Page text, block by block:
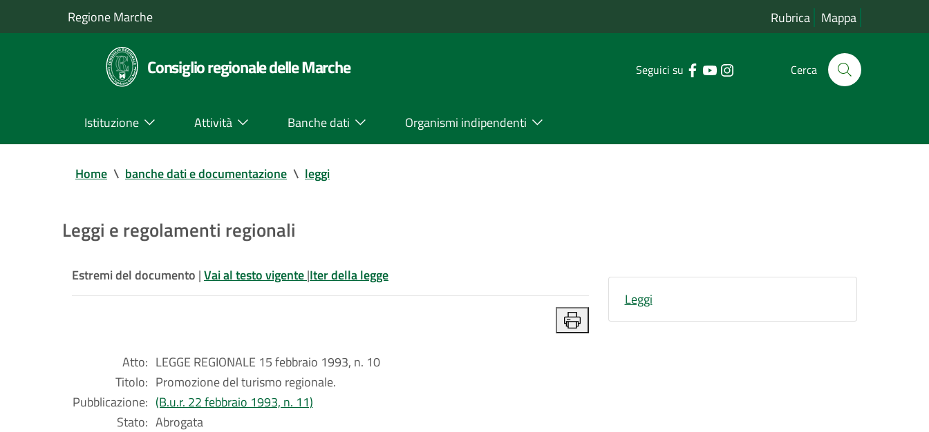
Regione Marche Rubrica Mappa
Consiglio regionale delle Marche Seguici su Cerca
Istituzione Attività Banche dati Organismi indipendenti
Home \ banche dati e documentazione \ leggi
Leggi e regolamenti regionali
Estremi del documento |Vai al testo vigente|Iter della legge
Atto: LEGGE REGIONALE 15 febbraio 1993, n. 10
Titolo: Promozione del turismo regionale.
Pubblicazione: (B.u.r. 22 febbraio 1993, n. 11)
Stato: Abrogata
Leggi